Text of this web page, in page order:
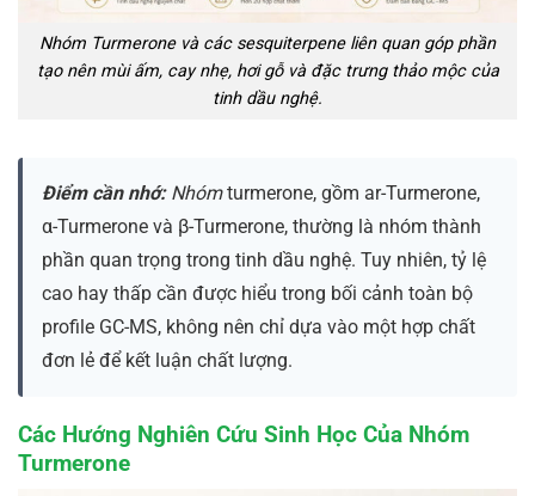
Nhóm Turmerone và các sesquiterpene liên quan góp phần
tạo nên mùi ấm, cay nhẹ, hơi gỗ và đặc trưng thảo mộc của
tinh dầu nghệ.
Điểm cần nhớ:Nhómturmerone, gồm ar-Turmerone,
α-Turmerone và β-Turmerone, thường là nhóm thành
phần quan trọng trong tinh dầu nghệ. Tuy nhiên, tỷ lệ
cao hay thấp cần được hiểu trong bối cảnh toàn bộ
profile GC-MS, không nên chỉ dựa vào một hợp chất
đơn lẻ để kết luận chất lượng.
Các Hướng Nghiên Cứu Sinh Học Của Nhóm
Turmerone